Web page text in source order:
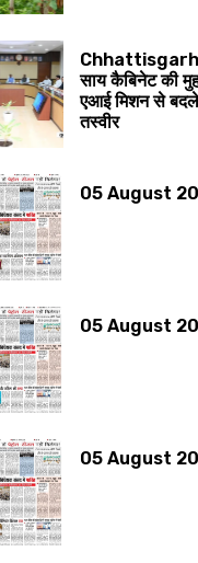
साय कैबिनेट की
एआई मिशन से
तस्वीर
05 August
05 August
05 August